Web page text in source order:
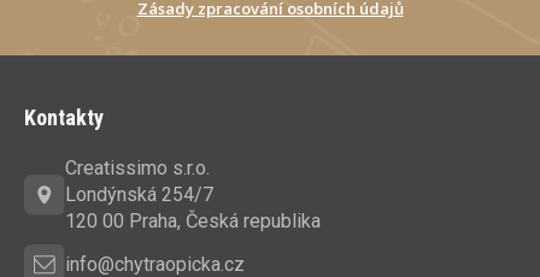
Zásady zpracování osobních údajů
Kontakty
Creatissimo s.r.o.
Londýnská 254/7
120 00 Praha, Česká republika
info@chytraopicka.cz